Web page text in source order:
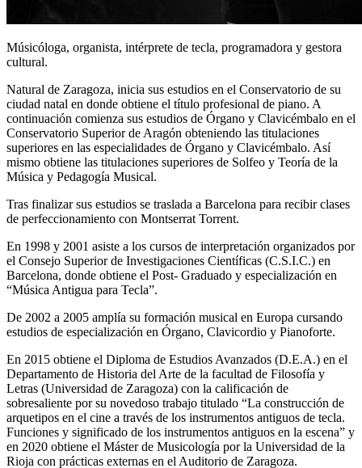
Músicóloga, organista, intérprete de tecla, programadora y gestora
cultural.
Natural de Zaragoza, inicia sus estudios en el Conservatorio de su
ciudad natal en donde obtiene el título profesional de piano. A
continuación comienza sus estudios de Órgano y Clavicémbalo en el
Conservatorio Superior de Aragón obteniendo las titulaciones
superiores en las especialidades de Órgano y Clavicémbalo. Así
mismo obtiene las titulaciones superiores de Solfeo y Teoría de la
Música y Pedagogía Musical.
Tras finalizar sus estudios se traslada a Barcelona para recibir clases
de perfeccionamiento con Montserrat Torrent.
En 1998 y 2001 asiste a los cursos de interpretación organizados por
el Consejo Superior de Investigaciones Científicas (C.S.I.C.) en
Barcelona, donde obtiene el Post- Graduado y especialización en
“Música Antigua para Tecla”.
De 2002 a 2005 amplía su formación musical en Europa cursando
estudios de especialización en Órgano, Clavicordio y Pianoforte.
En 2015 obtiene el Diploma de Estudios Avanzados (D.E.A.) en el
Departamento de Historia del Arte de la facultad de Filosofía y
Letras (Universidad de Zaragoza) con la calificación de
sobresaliente por su novedoso trabajo titulado “La construcción de
arquetipos en el cine a través de los instrumentos antiguos de tecla.
Funciones y significado de los instrumentos antiguos en la escena” y
en 2020 obtiene el Máster de Musicología por la Universidad de la
Rioja con prácticas externas en el Auditorio de Zaragoza.